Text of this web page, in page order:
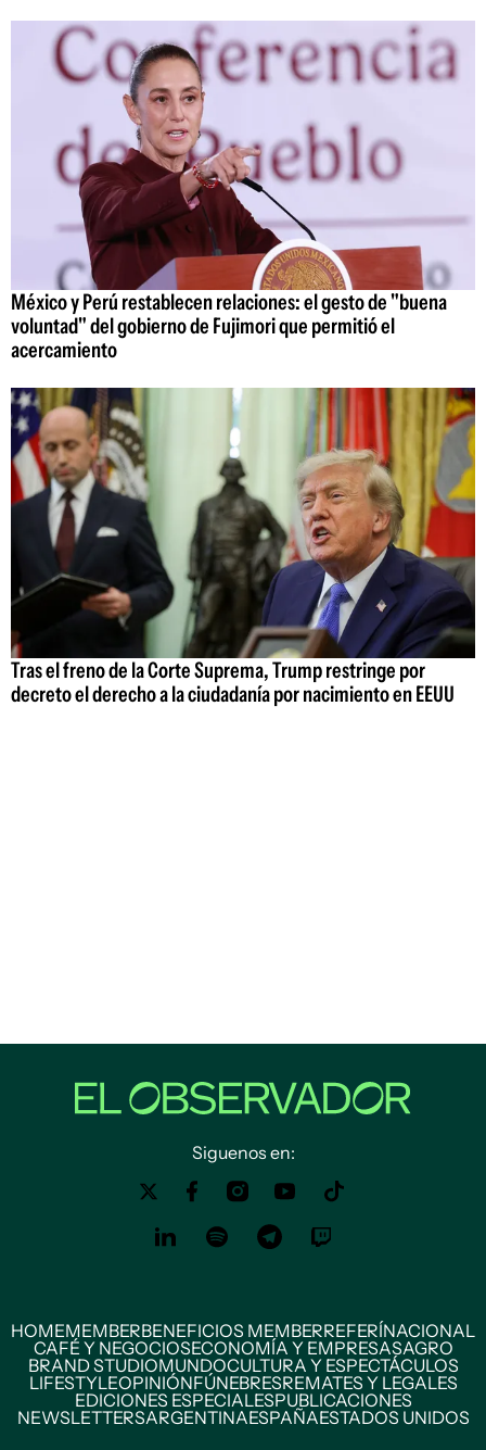
México y Perú restablecen relaciones: el gesto de "buena
voluntad" del gobierno de Fujimori que permitió el
acercamiento
Tras el freno de la Corte Suprema, Trump restringe por
decreto el derecho a la ciudadanía por nacimiento en EEUU
Siguenos en:
HOMEMEMBERBENEFICIOS MEMBERREFERÍNACIONAL
CAFÉ Y NEGOCIOSECONOMÍA Y EMPRESASAGRO
BRAND STUDIOMUNDOCULTURA Y ESPECTÁCULOS
LIFESTYLEOPINIÓNFÚNEBRESREMATES Y LEGALES
EDICIONES ESPECIALESPUBLICACIONES
NEWSLETTERSARGENTINAESPAÑAESTADOS UNIDOS